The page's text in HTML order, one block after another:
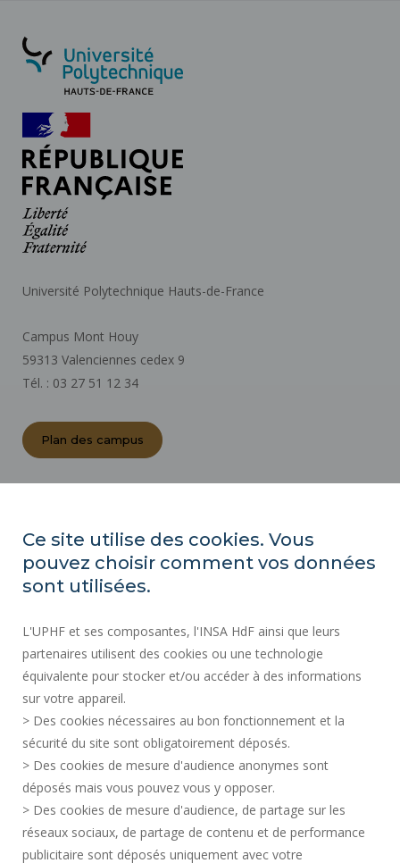
Université Polytechnique Hauts-de-France
Campus Mont Houy
59313 Valenciennes cedex 9
Tél. : 03 27 51 12 34
Plan des campus
PLAN DU SITE
PLAN DES CAMPUS
MENTIONS LÉGALES
CONTACTS
SERVICES PUBLICS +
CRÉDITS
JE DONNE MON AVIS
ACCESSIBILITÉ : NON CONFORME
Ce site utilise des cookies. Vous
pouvez choisir comment vos données
sont utilisées.
L'UPHF et ses composantes, l'INSA HdF ainsi que leurs
partenaires utilisent des cookies ou une technologie
équivalente pour stocker et/ou accéder à des informations
sur votre appareil.
> Des cookies nécessaires au bon fonctionnement et la
sécurité du site sont obligatoirement déposés.
> Des cookies de mesure d'audience anonymes sont
déposés mais vous pouvez vous y opposer.
> Des cookies de mesure d'audience, de partage sur les
réseaux sociaux, de partage de contenu et de performance
publicitaire sont déposés uniquement avec votre